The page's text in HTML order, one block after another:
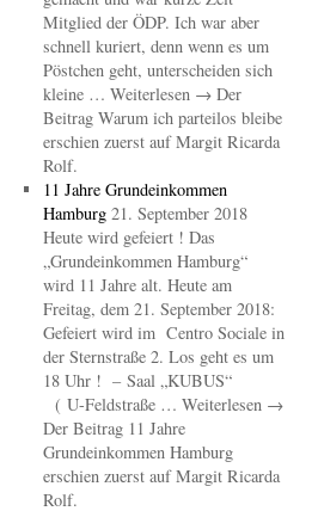
Mitglied der ÖDP. Ich war aber
schnell kuriert, denn wenn es um
Pöstchen geht, unterscheiden sich
kleine … Weiterlesen → Der
Beitrag Warum ich parteilos bleibe
erschien zuerst auf Margit Ricarda
Rolf.
11 Jahre Grundeinkommen
Hamburg 21. September 2018
Heute wird gefeiert ! Das
„Grundeinkommen Hamburg“
wird 11 Jahre alt. Heute am
Freitag, dem 21. September 2018:
Gefeiert wird im Centro Sociale in
der Sternstraße 2. Los geht es um
18 Uhr ! – Saal „KUBUS“
( U-Feldstraße … Weiterlesen →
Der Beitrag 11 Jahre
Grundeinkommen Hamburg
erschien zuerst auf Margit Ricarda
Rolf.